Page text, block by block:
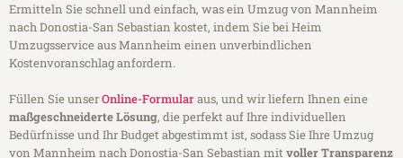
Ermitteln Sie schnell und einfach, was ein Umzug von Mannheim
nach Donostia-San Sebastian kostet, indem Sie bei Heim
Umzugsservice aus Mannheim einen unverbindlichen
Kostenvoranschlag anfordern.
Füllen Sie unserOnline-Formularaus, und wir liefern Ihnen eine
maßgeschneiderte Lösung, die perfekt auf Ihre individuellen
Bedürfnisse und Ihr Budget abgestimmt ist, sodass Sie Ihre Umzug
von Mannheim nach Donostia-San Sebastian mitvoller Transparenz